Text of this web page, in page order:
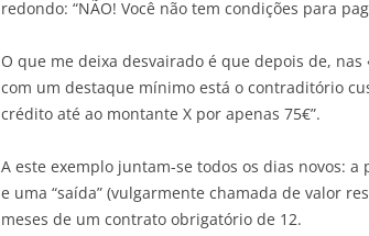
redondo: “NÃO! Você não tem condições para
O que me deixa desvairado é que depois de,
com um destaque mínimo está o contraditório
crédito até ao montante X por apenas 75€”.
A este exemplo juntam-se todos os dias novos:
e uma “saída” (vulgarmente chamada de valor
meses de um contrato obrigatório de 12.